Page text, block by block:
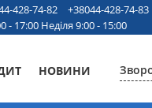
428-74-82
+38044-428-74-83
- 17:00 Неділя 9:00 - 15:00
НОВИНИ